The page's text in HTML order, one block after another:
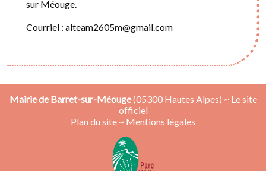
sur Méouge.
Courriel : alteam2605m@gmail.com
Mairie de Barret-sur-Méouge(05300 Hautes Alpes) ~ Le site
officiel
Plan du site ~ Mentions légales